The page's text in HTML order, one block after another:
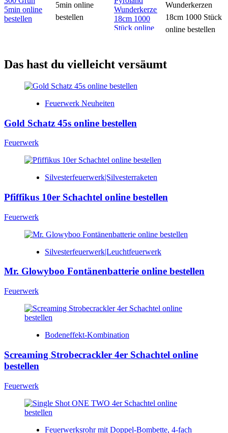
5min online
bestellen
Wunderkerzen
18cm 1000 Stück
online bestellen
Das hast du vielleicht versäumt
Feuerwerk Neuheiten
Gold Schatz 45s online bestellen
Feuerwerk
Silvesterfeuerwerk|Silvesterraketen
Pfiffikus 10er Schachtel online bestellen
Feuerwerk
Silvesterfeuerwerk|Leuchtfeuerwerk
Mr. Glowyboo Fontänenbatterie online bestellen
Feuerwerk
Bodeneffekt-Kombination
Screaming Strobecrackler 4er Schachtel online
bestellen
Feuerwerk
Feuerwerksrohr mit Doppel-Bombette, 4-fach